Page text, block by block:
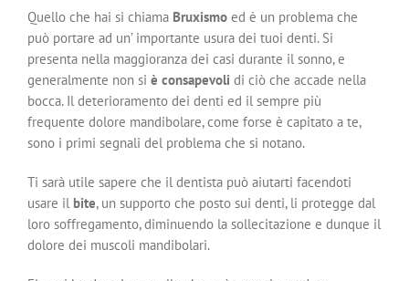
Quello che hai si chiama Bruxismo ed è un problema che
può portare ad un’ importante usura dei tuoi denti. Si
presenta nella maggioranza dei casi durante il sonno, e
generalmente non si è consapevoli di ciò che accade nella
bocca. Il deterioramento dei denti ed il sempre più
frequente dolore mandibolare, come forse è capitato a te,
sono i primi segnali del problema che si notano.
Ti sarà utile sapere che il dentista può aiutarti facendoti
usare il bite, un supporto che posto sui denti, li protegge dal
loro soffregamento, diminuendo la sollecitazione e dunque il
dolore dei muscoli mandibolari.